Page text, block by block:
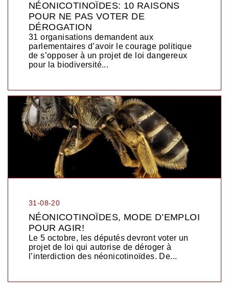
NÉONICOTINOÏDES: 10 RAISONS
POUR NE PAS VOTER DE
DÉROGATION
31 organisations demandent aux
parlementaires d’avoir le courage politique
de s’opposer à un projet de loi dangereux
pour la biodiversité...
31-08-20
NÉONICOTINOÏDES, MODE D’EMPLOI
POUR AGIR!
Le 5 octobre, les députés devront voter un
projet de loi qui autorise de déroger à
l’interdiction des néonicotinoïdes. De...